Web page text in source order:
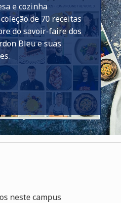
e cozinha
de 70 receitas
do savoir-faire dos
Bleu e suas
neste campus